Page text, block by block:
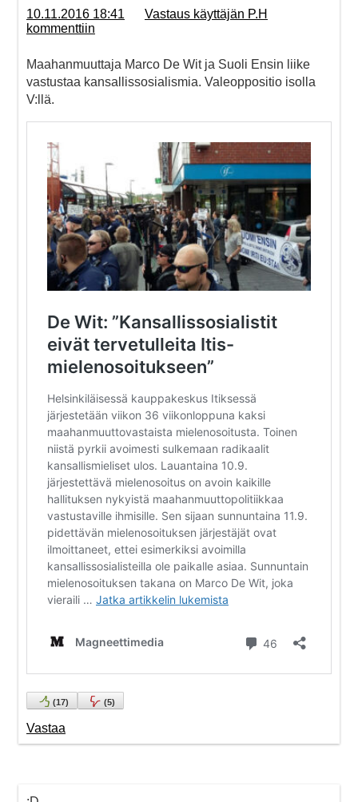
10.11.2016 18:41
Vastaus käyttäjän P.H
kommenttiin
Maahanmuuttaja Marco De Wit ja Suoli Ensin liike
vastustaa kansallissosialismia. Valeoppositio isolla
V:llä.
(17) (5)
Vastaa